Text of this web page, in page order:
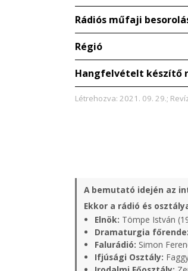
Rádiós műfaji
Régió
Hangfelvételt készítő
Létrehozva: 2021. 09. 29.;
A bemutató idején az
Ekkor a rádió és
Elnök: Tömpe István
Dramaturgia
Falurádió: Simon
Ifjúsági Osztály: